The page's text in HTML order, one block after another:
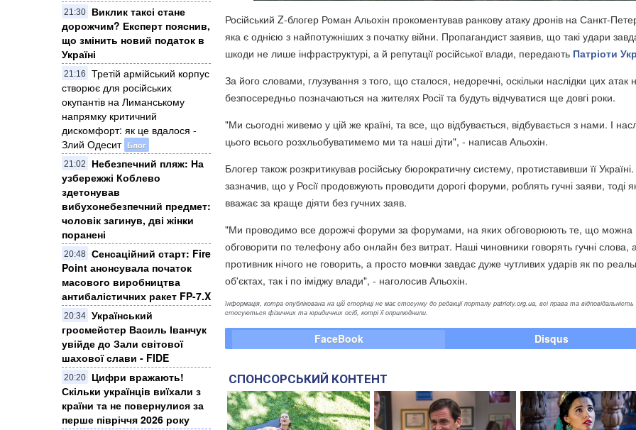
21:30
Виклик таксі стане
дорожчим? Експерт пояснив,
що змінить новий податок в
Україні
21:16
Третій армійський корпус
створює для російських
окупантів на Лиманському
напрямку критичний
дискомфорт: як це вдалося -
Злий Одесит Блог
21:02
Небезпечний пляж: На
узбережжі Коблево
здетонував
вибухонебезпечний предмет:
чоловік загинув, дві жінки
поранені
20:48 Сенсаційний старт: Fire
Point анонсувала початок
масового виробництва
антибалістичних ракет FP-7.X
20:34 Український
гросмейстер Василь Іванчук
увійде до Зали світової
шахової слави - FIDE
20:20
Цифри вражають!
Скільки українців виїхали з
країни та не повернулися за
перше півріччя 2026 року
Російський Z-блогер Роман Альохін прокоментував ранкову атаку дронів на Санкт-
яка є однією з найпотужніших з початку війни. Пропагандист заявив, що такі удари
шкоди не лише інфраструктурі, а й репутації російської влади, передають Патріоти
За його словами, глузування з того, що сталося, недоречні, оскільки наслідки цих атак
безпосередньо позначаються на жителях Росії та будуть відчуватися ще довгі роки.
"Ми сьогодні живемо у цій же країні, та все, що відбувається, відбувається з нами. І
цього всього розхльобуватимемо ми та наші діти", - написав Альохін.
Блогер також розкритикував російську бюрократичну систему, протиставивши її Україні.
зазначив, що у Росії продовжують проводити дорогі форуми, роблять гучні заяви, тоді
вважає за краще діяти без гучних заяв.
"Ми проводимо все дорожчі форуми за форумами, на яких обговорюють те, що можна
обговорити по телефону або онлайн без витрат. Наші чиновники говорять гучні слова,
противник нічого не говорить, а просто мовчки завдає дуже чутливих ударів як по
об'єктах, так і по іміджу влади", - наголосив Альохін.
Інформація, котра опублікована на цій сторінці не має стосунку до редакції порталу patrioty.org.ua, всі права та відповідальність
стосуються фізичних та юридичних осіб, котрі її оприлюднили.
FaceBook Disqus
СПОНСОРСЬКИЙ КОНТЕНТ